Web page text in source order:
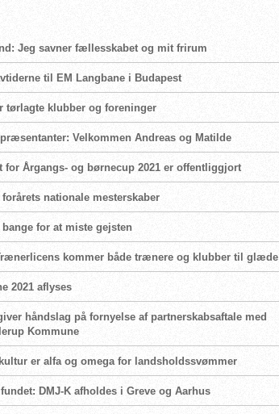
Jeg savner fællesskabet og mit frirum
til EM Langbane i Budapest
tørlagte klubber og foreninger
Velkommen Andreas og Matilde
for Årgangs- og børnecup 2021 er offentliggjort
forårets nationale mesterskaber
bange for at miste gejsten
kommer både trænere og klubber til glæde
2021 aflyses
håndslag på fornyelse af partnerskabsaftale med
Kommune
er alfa og omega for landsholdssvømmer
DMJ-K afholdes i Greve og Aarhus